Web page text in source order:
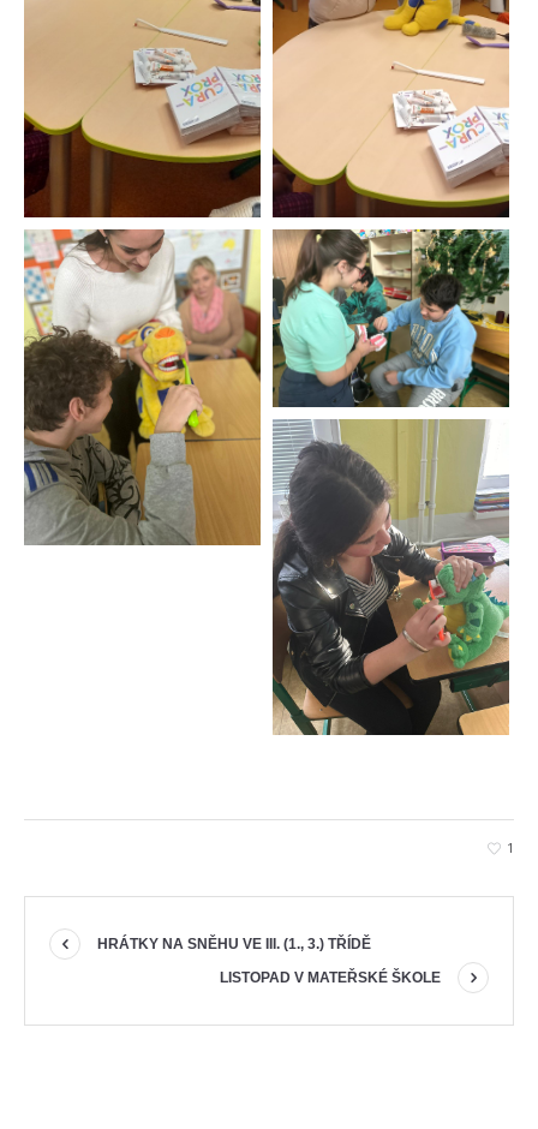
1
HRÁTKY NA SNĚHU VE III. (1., 3.) TŘÍDĚ
LISTOPAD V MATEŘSKÉ ŠKOLE